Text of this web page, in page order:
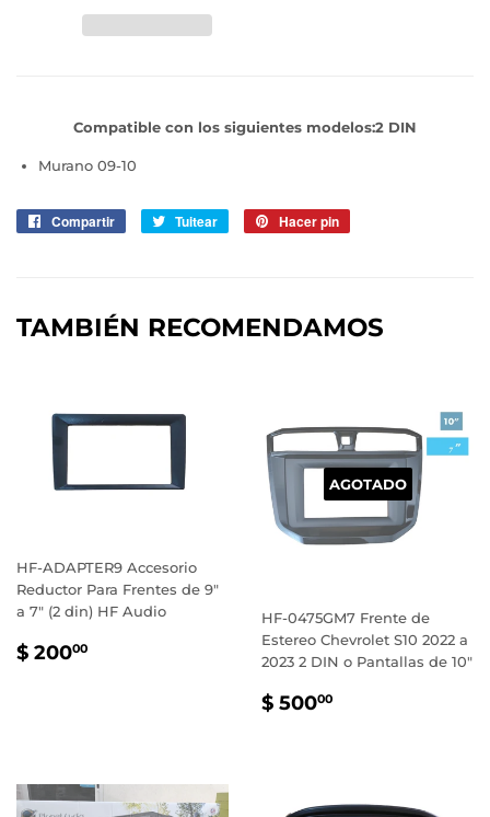
Compatible con los siguientes modelos:2 DIN
Murano 09-10
Compartir
CompartirTuitear
Tuitear Hacer pin
TAMBIÉN RECOMENDAMOS
HF-ADAPTER9 Accesorio
Reductor Para Frentes de 9"
a 7" (2 din) HF Audio
PRECIO
$ 20000
AGOTADO
HF-0475GM7 Frente de
Estereo Chevrolet S10 2022 a
2023 2 DIN o Pantallas de 10"
PRECIO
$ 50000